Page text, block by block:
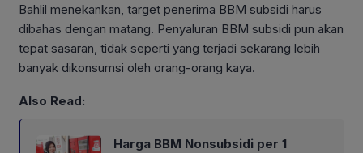
Bahlil menekankan, target penerima BBM subsidi harus
dibahas dengan matang. Penyaluran BBM subsidi pun akan
tepat sasaran, tidak seperti yang terjadi sekarang lebih
banyak dikonsumsi oleh orang-orang kaya.
Also Read:
Harga BBM Nonsubsidi per 1